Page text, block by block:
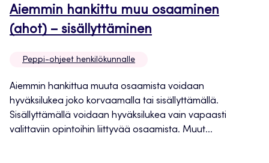
Aiemmin hankittu muu osaaminen
(ahot) – sisällyttäminen
Peppi-ohjeet henkilökunnalle
Aiemmin hankittua muuta osaamista voidaan
hyväksilukea joko korvaamalla tai sisällyttämällä.
Sisällyttämällä voidaan hyväksilukea vain vapaasti
valittaviin opintoihin liittyvää osaamista. Muut...